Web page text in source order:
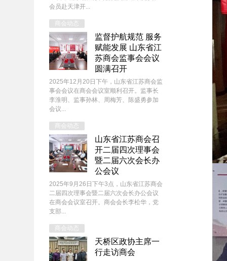
会员赴天津开...
商会动态
监督护航规范 服务
赋能发展 山东省江
苏商会监事会会议
圆满召开
2025年12月20日下午，山东省江苏商会监
事会会议在商会会议室顺利召开。监事长
李淮明、监事孙林、周梅芳、陈盛勇参加
会议...
商会动态
山东省江苏商会召
开二届四次理事会
暨二届六次会长办
公会议
2025年9月26日下午3点，山东省江苏商会
二届四次理事会暨二届六次会长办公会议
在商会会议室召开。商会会长李松华，党
支部...
商会动态
天桥区政协主席一
行走访商会